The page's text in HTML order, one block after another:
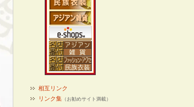
相互リンク
リンク集（お勧めサイト満載）